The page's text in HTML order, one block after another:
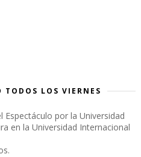
LOS VIERNES
Espectáculo por la Universidad
en la Universidad Internacional